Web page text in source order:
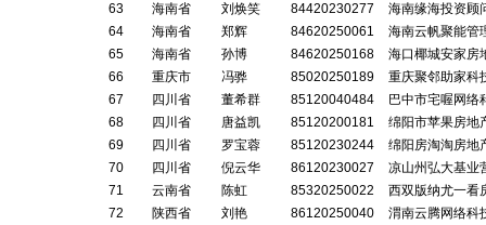
63
海南省 刘焕笑 84420230277
海南缘海投资顾
64
海南省 郑辉 84620250061
海南云帆聚能管
65
海南省 孙博 84620250168
海口椰城安家房
66
重庆市 冯骅 85020250189
重庆聚邻助家科
67
四川省 董希群 85120040484
巴中市宅喔网络
68
四川省 唐益凯 85120200181
绵阳市苹果房地
69
四川省 罗宝蓉 85120230244
绵阳房淘淘房地
70
四川省 倪云华 86120230027
凉山州弘大基业
71
云南省 陈虹 85320250022
西双版纳尤一看
72
陕西省 刘艳 86120250040
渭南云腾网络科